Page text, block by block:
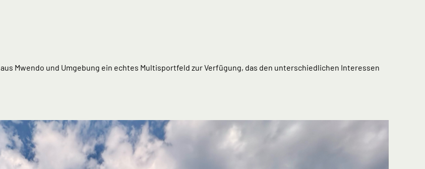
aus Mwendo und Umgebung ein echtes Multisportfeld zur Verfügung, das den unterschiedlichen Interessen